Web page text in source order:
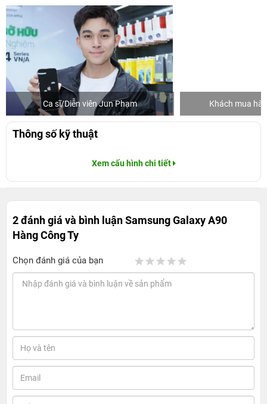
Ca sĩ/Diễn viên Jun Phạm Khách mua
Thông số kỹ thuật
Xem cấu hình chi tiết
2 đánh giá và bình luậnSamsung Galaxy A90
Hàng Công Ty
Chọn đánh giá của bạn